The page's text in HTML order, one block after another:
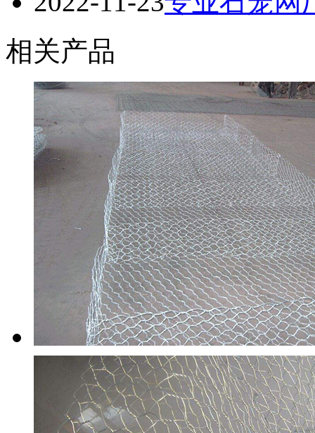
相关产品